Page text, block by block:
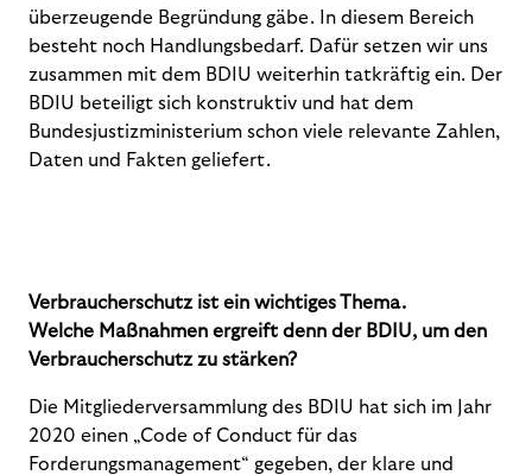
überzeugende Begründung gäbe. In diesem Bereich
besteht noch Handlungsbedarf. Dafür setzen wir uns
zusammen mit dem BDIU weiterhin tatkräftig ein. Der
BDIU beteiligt sich konstruktiv und hat dem
Bundesjustizministerium schon viele relevante Zahlen,
Daten und Fakten geliefert.
Verbraucherschutz ist ein wichtiges Thema.
Welche Maßnahmen ergreift denn der BDIU, um den
Verbraucherschutz zu stärken?
Die Mitgliederversammlung des BDIU hat sich im Jahr
2020 einen „Code of Conduct für das
Forderungsmanagement“ gegeben, der klare und